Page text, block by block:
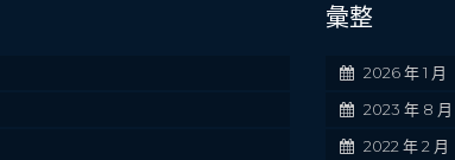
彙整
2026 年 1 月
2023 年 8 月
2022 年 2 月